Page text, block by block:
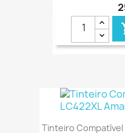
Tinteiro Compatível